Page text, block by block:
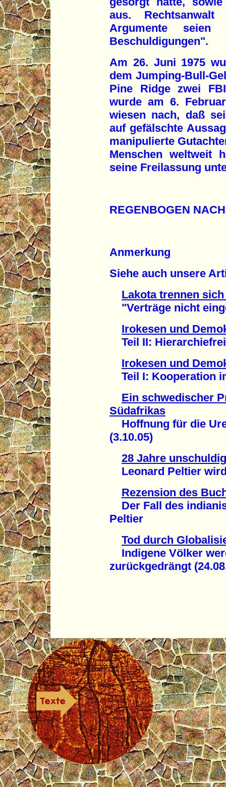
aus.
Argumente seien
Beschuldigungen".
Am 26. Juni 1975
dem Jumping-Bull-
Pine Ridge zwei
wurde am 6.
wiesen nach, daß
auf gefälschte
manipulierte
Menschen weltweit
seine Freilassung
REGENBOGEN
Anmerkung
Siehe auch unsere
Lakota trennen
"Verträge nicht
Irokesen und
Teil II:
Irokesen und
Teil I: Kooperation
Ein schwedischer
Südafrikas
Hoffnung für die
(3.10.05)
28 Jahre
Leonard Peltier wird
Rezension des
Der Fall des
Peltier
Tod durch
Indigene Völker
zurückgedrängt